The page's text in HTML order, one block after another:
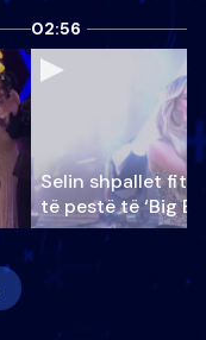
02:56
Selin shpallet
të pestë të ‘Big